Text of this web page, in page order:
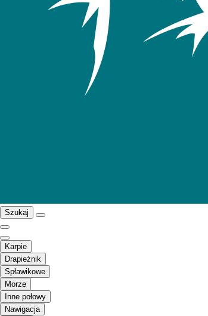
Szukaj
Karpie
Drapieżnik
Spławikowe
Morze
Inne połowy
Nawigacja